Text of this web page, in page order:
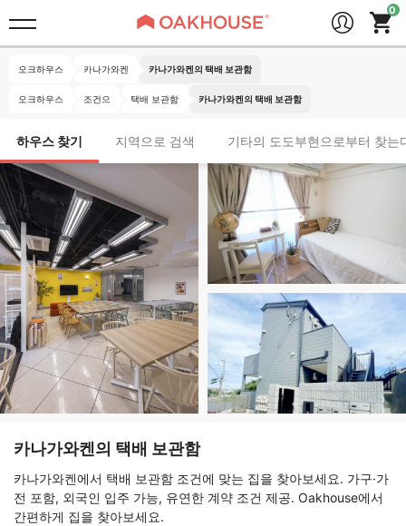
오크하우스 카나가와켄 카나가와켄의 택배 보관함
오크하우스 조건으 택배 보관함 카나가와켄의 택배 보관함
하우스 찾기 지역으로 검색 기타의 도도부현으로부터 찾는
카나가와켄의 택배 보관함
카나가와켄에서 택배 보관함 조건에 맞는 집을 찾아보세요. 가구·가
전 포함, 외국인 입주 가능, 유연한 계약 조건 제공. Oakhouse에서
간편하게 집을 찾아보세요.